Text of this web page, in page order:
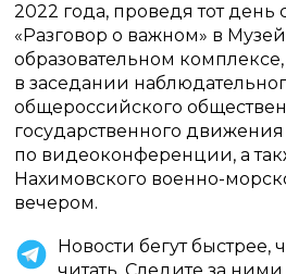
2022 года, проведя тот день
«Разговор о важном» в
образовательном
в заседании
общероссийского
государственного
по видеоконференции, а
Нахимовского военно-
вечером.
Новости бегут быстрее,